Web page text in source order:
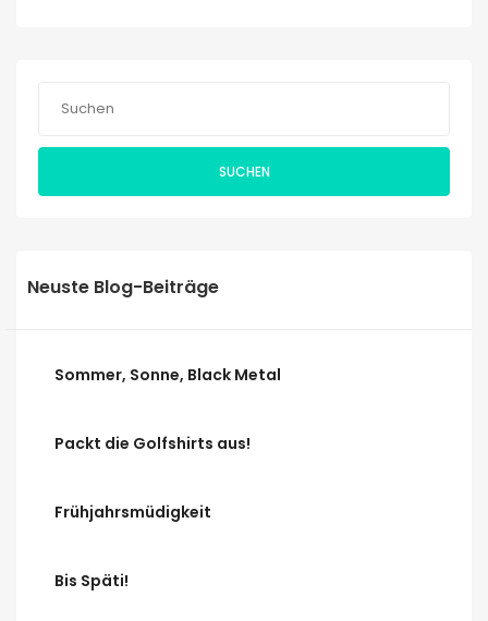
SUCHEN
Neuste Blog-Beiträge
Sommer, Sonne, Black Metal
Packt die Golfshirts aus!
Frühjahrsmüdigkeit
Bis Späti!